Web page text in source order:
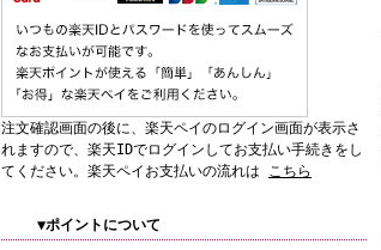
注文確認画面の後に、楽天ペイのログイン画面が表示さ
れますので、楽天IDでログインしてお支払い手続きをし
てください。楽天ペイお支払いの流れは こちら
▼ポイントについて